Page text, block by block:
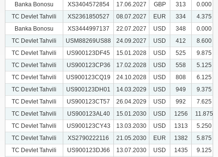
Banka Bonosu
XS3404572854 17.06.2027 GBP 313
0.000
TC Devlet Tahvili
XS2361850527 08.07.2027 EUR 334
4.375
Banka Bonosu
XS3444997137 22.07.2027 USD 348
0.000
TC Devlet Tahvili
USM88269US88 24.09.2027 USD 412
8.600
TC Devlet Tahvili
US900123DF45 15.01.2028 USD 525
9.875
TC Devlet Tahvili
US900123CP36 17.02.2028 USD 558
5.125
TC Devlet Tahvili
US900123CQ19 24.10.2028 USD 808
6.125
TC Devlet Tahvili
US900123DH01 14.03.2029 USD 949
9.375
TC Devlet Tahvili
US900123CT57 26.04.2029 USD 992
7.625
TC Devlet Tahvili
US900123AL40 15.01.2030 USD 1256
11.875
TC Devlet Tahvili
US900123CY43 13.03.2030 USD 1313
5.250
TC Devlet Tahvili
XS2790222116 21.05.2030 EUR 1382
5.875
TC Devlet Tahvili
US900123DJ66 13.07.2030 USD 1435
9.125